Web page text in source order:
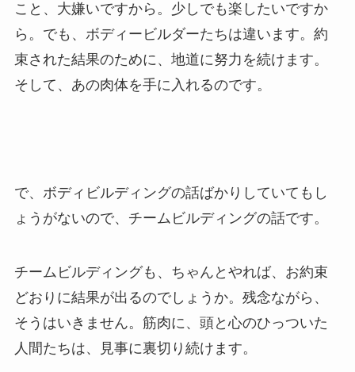
こと、大嫌いですから。少しでも楽したいですか
ら。でも、ボディービルダーたちは違います。約
束された結果のために、地道に努力を続けます。
そして、あの肉体を手に入れるのです。
で、ボディビルディングの話ばかりしていてもし
ょうがないので、チームビルディングの話です。
チームビルディングも、ちゃんとやれば、お約束
どおりに結果が出るのでしょうか。残念ながら、
そうはいきません。筋肉に、頭と心のひっついた
人間たちは、見事に裏切り続けます。